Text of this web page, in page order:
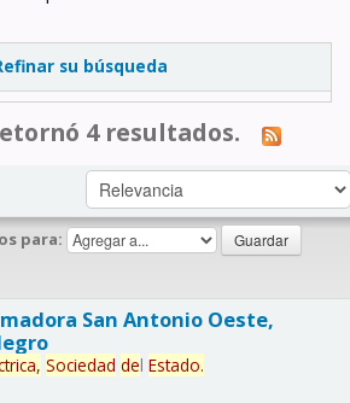
su búsqueda
4 resultados.
para:
San Antonio Oeste,
Sociedad del Estado.